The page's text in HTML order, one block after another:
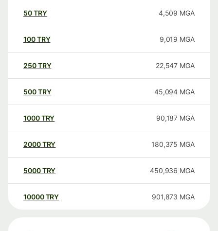
50TRY 4,509 MGA
100TRY 9,019 MGA
250TRY 22,547 MGA
500TRY 45,094 MGA
1000TRY 90,187 MGA
2000TRY 180,375 MGA
5000TRY 450,936 MGA
10000 TRY 901,873 MGA